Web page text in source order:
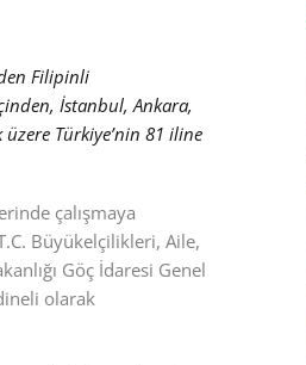
Filipinli
İstanbul, Ankara,
Türkiye’nin 81 iline
çalışmaya
Büyükelçilikleri, Aile,
Göç İdaresi Genel
olarak